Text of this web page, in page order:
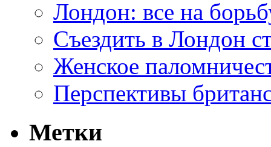
Лондон: все на
Съездить в Лондон
Женское
Перспективы
Метки